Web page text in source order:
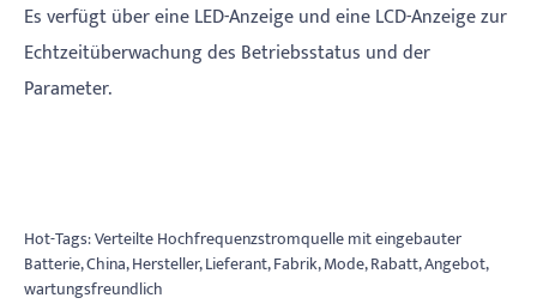
Es verfügt über eine LED-Anzeige und eine LCD-Anzeige zur
Echtzeitüberwachung des Betriebsstatus und der
Parameter.
Hot-Tags: Verteilte Hochfrequenzstromquelle mit eingebauter
Batterie, China, Hersteller, Lieferant, Fabrik, Mode, Rabatt, Angebot,
wartungsfreundlich